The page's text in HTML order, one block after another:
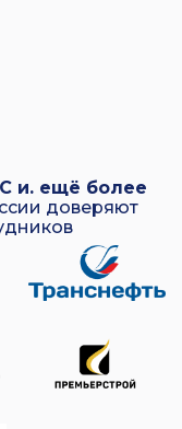
и. ещё более
доверяют